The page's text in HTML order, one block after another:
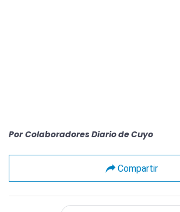
Por Colaboradores Diario de Cuyo
Compartir